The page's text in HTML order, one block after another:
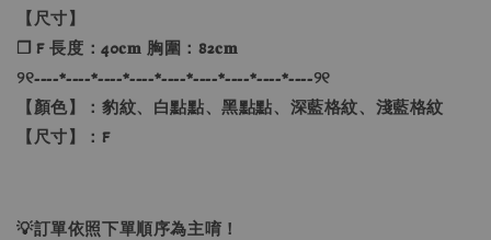
【尺寸】
❐ F 長度：40𝐜𝐦 胸圍：82𝐜𝐦
୨୧----*----*----*----*----*----*----*----*----୨୧
【顏色】：豹紋、白點點、黑點點、深藍格紋、淺藍格紋
【尺寸】：F
💡訂單依照下單順序為主唷！